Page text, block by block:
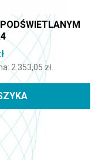
2.353,05 zł.